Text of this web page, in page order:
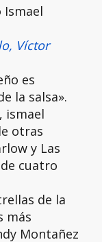
Víctor
es
la salsa».
ismael
otras
y Las
cuatro
de la
más
Montañez